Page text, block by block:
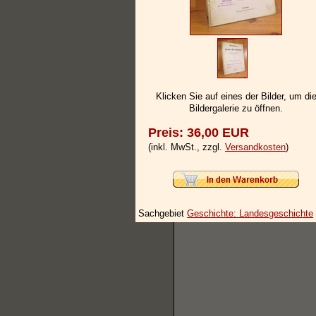
Klicken Sie auf eines der Bilder, um die
Bildergalerie zu öffnen.
Preis: 36,00 EUR
(inkl. MwSt., zzgl. Versandkosten)
SachgebietGeschichte: Landesgeschichte